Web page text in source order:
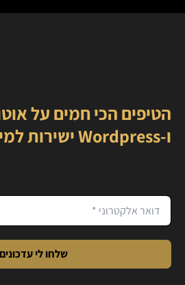
הטיפים הכי חמים על
ו-Wordpress ישירות למייל שלכם
שלחו לי